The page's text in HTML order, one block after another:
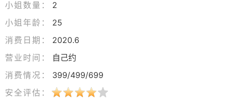
小姐数量：
2
小姐年龄：
25
消费日期：
2020.6
营业时间：
自己约
消费情况：
399/499/699
安全评估：